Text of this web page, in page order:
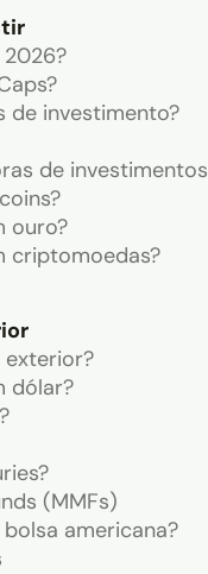
de investimento?
de investimentos
ouro?
criptomoedas?
exterior?
dólar?
(MMFs)
americana?